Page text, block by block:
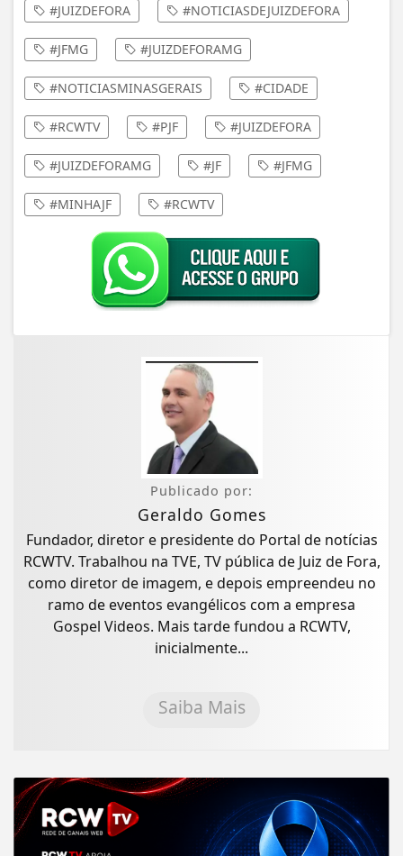
#JUIZDEFORA #NOTICIASDEJUIZDEFORA
#JFMG #JUIZDEFORAMG
#NOTICIASMINASGERAIS #CIDADE
#RCWTV #PJF #JUIZDEFORA
#JUIZDEFORAMG #JF #JFMG
#MINHAJF #RCWTV
Publicado por:
Geraldo Gomes
Fundador, diretor e presidente do Portal de notícias
RCWTV. Trabalhou na TVE, TV pública de Juiz de Fora,
como diretor de imagem, e depois empreendeu no
ramo de eventos evangélicos com a empresa
Gospel Videos. Mais tarde fundou a RCWTV,
inicialmente...
Saiba Mais